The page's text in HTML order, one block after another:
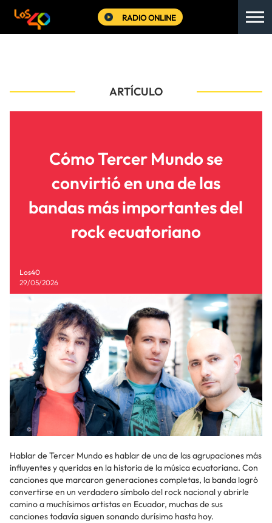
RADIO ONLINE
ARTÍCULO
Cómo Tercer Mundo se
convirtió en una de las
bandas más importantes del
rock ecuatoriano
Los40
29/05/2026
Hablar de Tercer Mundo es hablar de una de las agrupaciones más
influyentes y queridas en la historia de la música ecuatoriana. Con
canciones que marcaron generaciones completas, la banda logró
convertirse en un verdadero símbolo del rock nacional y abrirle
camino a muchísimos artistas en Ecuador, muchas de sus
canciones todavía siguen sonando durísimo hasta hoy.